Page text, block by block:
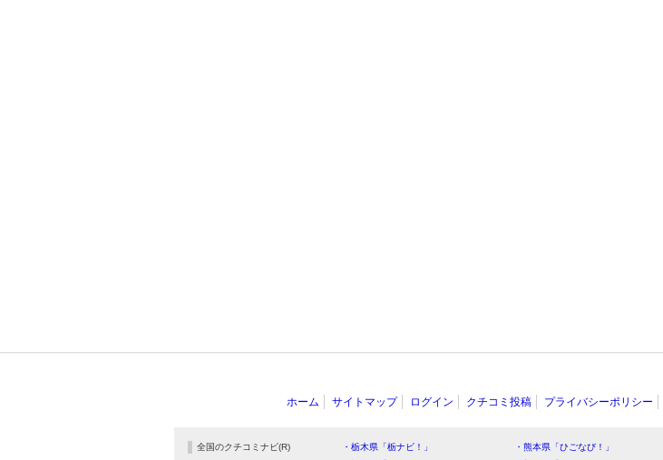
ホーム サイトマップ ログイン クチコミ投稿 プライバシーポリシー
全国のクチコミナビ(R) ・栃木県「栃ナビ！」 ・熊本県「ひごなび！」